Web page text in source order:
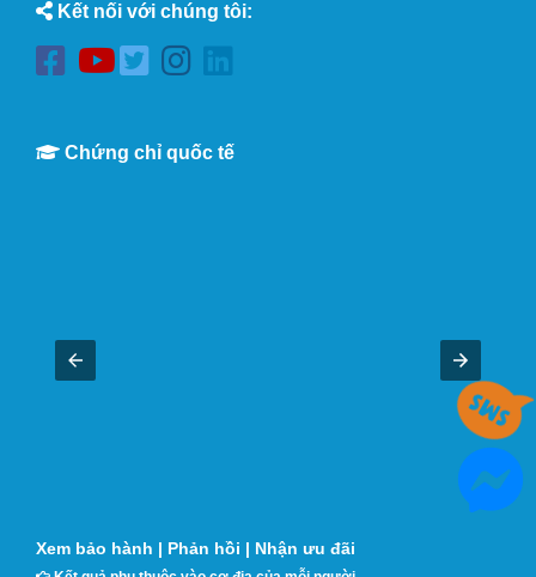
Kết nối với chúng tôi:
Chứng chỉ quốc tế
Xem bảo hành | Phản hồi | Nhận ưu đãi